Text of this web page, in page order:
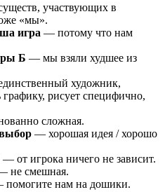
участвующих в
«мы».
игра — потому что нам
Б — мы взяли худшее из
художник,
рисует специфично,
сложная.
— хорошая идея / хорошо
— от игрока ничего не зависит.
не смешная.
нам на дошики.